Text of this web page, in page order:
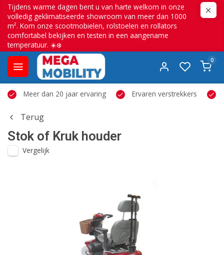
Tijdens warme dagen bent u van harte welkom in onze
volledig geklimatiseerde showroom van meer dan 1000
m². Kom onze scootmobielen, rolstoelen en rollators
comfortabel bekijken en testen in een aangename
temperatuur. ☀️❄️
0
Meer dan 20 jaar ervaring Ervaren verstrekkers
Terug
Stok of Kruk houder
Vergelijk